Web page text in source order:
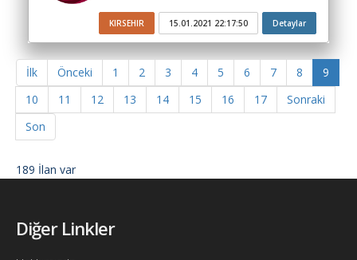
KIRSEHIR 15.01.2021 22:17:50 Detaylar
İlk Önceki 1 2 3 4 5 6 7 8
9
10
11 12 13 14 15 16 17
Sonraki
Son
189 İlan var
Diğer Linkler